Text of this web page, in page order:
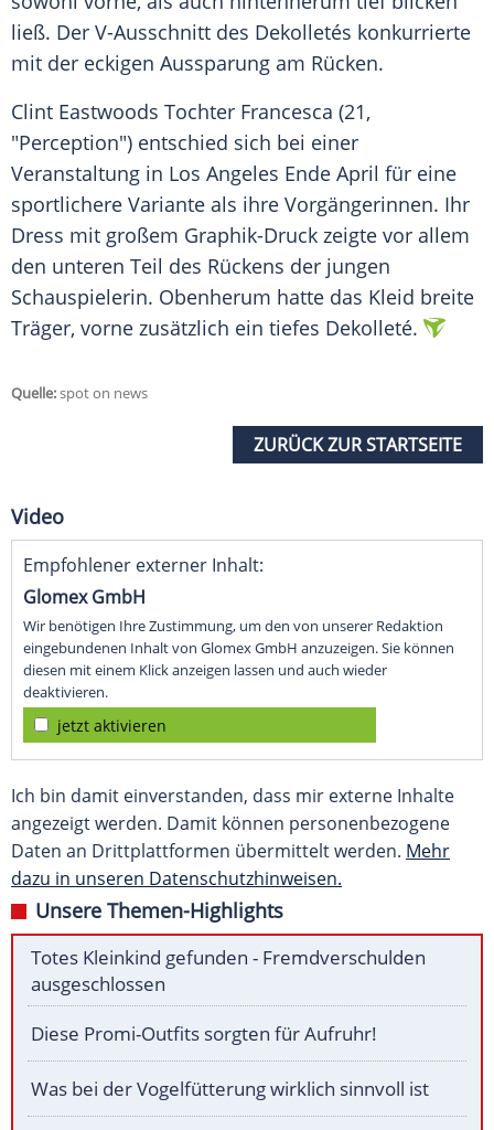
ließ. Der V-Ausschnitt des Dekolletés konkurrierte
mit der eckigen Aussparung am Rücken.
Clint Eastwoods Tochter Francesca (21,
"Perception") entschied sich bei einer
Veranstaltung in Los Angeles Ende April für eine
sportlichere Variante als ihre Vorgängerinnen. Ihr
Dress mit großem Graphik-Druck zeigte vor allem
den unteren Teil des Rückens der jungen
Schauspielerin. Obenherum hatte das Kleid breite
Träger, vorne zusätzlich ein tiefes Dekolleté.
Quelle:spot on news
ZURÜCK ZUR STARTSEITE
Video
Empfohlener externer Inhalt:
Glomex GmbH
Wir benötigen Ihre Zustimmung, um den von unserer Redaktion
eingebundenen Inhalt von Glomex GmbH anzuzeigen. Sie können
diesen mit einem Klick anzeigen lassen und auch wieder
deaktivieren.
jetzt aktivieren
Ich bin damit einverstanden, dass mir externe Inhalte
angezeigt werden. Damit können personenbezogene
Daten an Drittplattformen übermittelt werden. Mehr
dazu in unseren Datenschutzhinweisen.
Unsere Themen-Highlights
Totes Kleinkind gefunden - Fremdverschulden
ausgeschlossen
Diese Promi-Outfits sorgten für Aufruhr!
Was bei der Vogelfütterung wirklich sinnvoll ist